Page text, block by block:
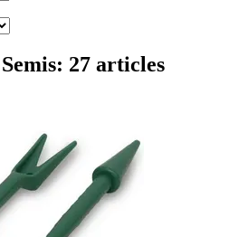
27 articles